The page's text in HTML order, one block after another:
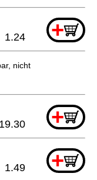
+
1.24
nicht bestellbar
+
19.30
+
1.49